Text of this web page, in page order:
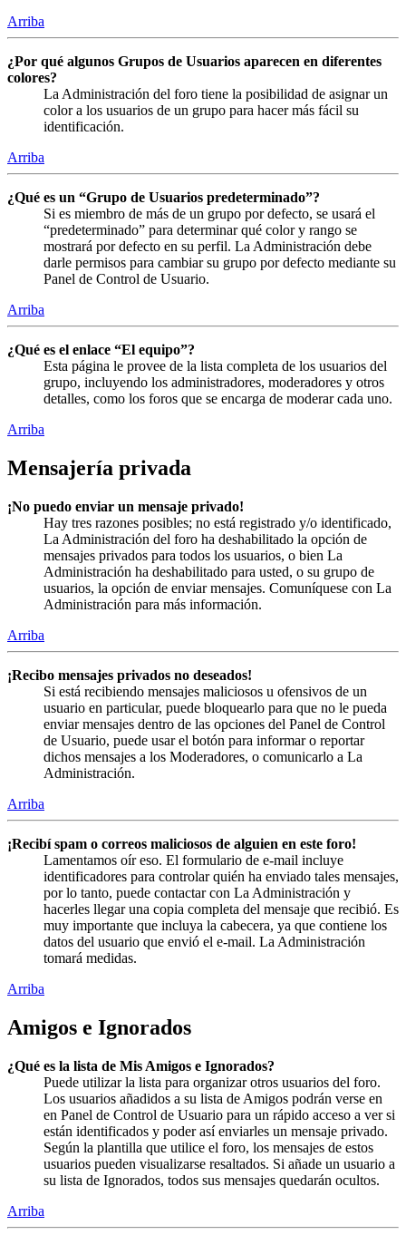
Arriba
¿Por qué algunos Grupos de Usuarios aparecen en diferentes
colores?
La Administración del foro tiene la posibilidad de asignar un
color a los usuarios de un grupo para hacer más fácil su
identificación.
Arriba
¿Qué es un “Grupo de Usuarios predeterminado”?
Si es miembro de más de un grupo por defecto, se usará el
“predeterminado” para determinar qué color y rango se
mostrará por defecto en su perfil. La Administración debe
darle permisos para cambiar su grupo por defecto mediante su
Panel de Control de Usuario.
Arriba
¿Qué es el enlace “El equipo”?
Esta página le provee de la lista completa de los usuarios del
grupo, incluyendo los administradores, moderadores y otros
detalles, como los foros que se encarga de moderar cada uno.
Arriba
Mensajería privada
¡No puedo enviar un mensaje privado!
Hay tres razones posibles; no está registrado y/o identificado,
La Administración del foro ha deshabilitado la opción de
mensajes privados para todos los usuarios, o bien La
Administración ha deshabilitado para usted, o su grupo de
usuarios, la opción de enviar mensajes. Comuníquese con La
Administración para más información.
Arriba
¡Recibo mensajes privados no deseados!
Si está recibiendo mensajes maliciosos u ofensivos de un
usuario en particular, puede bloquearlo para que no le pueda
enviar mensajes dentro de las opciones del Panel de Control
de Usuario, puede usar el botón para informar o reportar
dichos mensajes a los Moderadores, o comunicarlo a La
Administración.
Arriba
¡Recibí spam o correos maliciosos de alguien en este foro!
Lamentamos oír eso. El formulario de e-mail incluye
identificadores para controlar quién ha enviado tales mensajes,
por lo tanto, puede contactar con La Administración y
hacerles llegar una copia completa del mensaje que recibió. Es
muy importante que incluya la cabecera, ya que contiene los
datos del usuario que envió el e-mail. La Administración
tomará medidas.
Arriba
Amigos e Ignorados
¿Qué es la lista de Mis Amigos e Ignorados?
Puede utilizar la lista para organizar otros usuarios del foro.
Los usuarios añadidos a su lista de Amigos podrán verse en
en Panel de Control de Usuario para un rápido acceso a ver si
están identificados y poder así enviarles un mensaje privado.
Según la plantilla que utilice el foro, los mensajes de estos
usuarios pueden visualizarse resaltados. Si añade un usuario a
su lista de Ignorados, todos sus mensajes quedarán ocultos.
Arriba